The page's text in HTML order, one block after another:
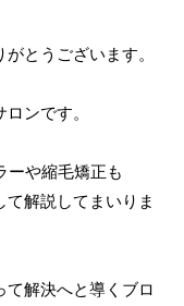
とうございます。
ンです。
ーや縮毛矯正も
解説してまいりま
解決へと導くブロ